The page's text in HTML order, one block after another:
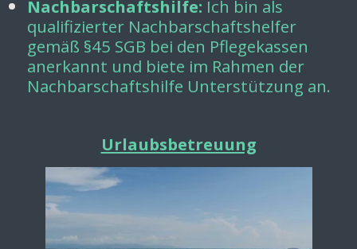
Nachbarschaftshilfe: Ich bin als
qualifizierter Nachbarschaftshelfer
gemäß §45 SGB bei den Pflegekassen
anerkannt und biete im Rahmen der
Nachbarschaftshilfe Unterstützung an.
Urlaubsbetreuung